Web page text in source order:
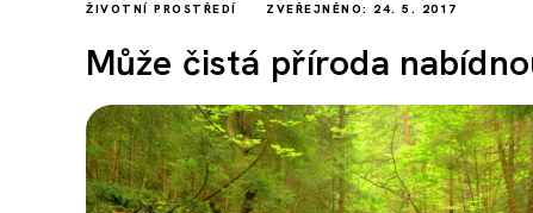
ŽIVOTNÍ PROSTŘEDÍ ZVEŘEJNĚNO: 24. 5. 2017
Může čistá příroda